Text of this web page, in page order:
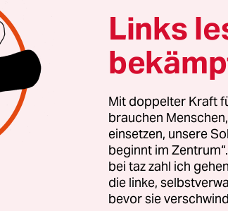
Andreas Mattfeldt das
Frackinggesetz eingeleitet hat:
sagte der Frackingkritiker
Verden demWeser-Kurier
Bundestags. Das bezieht sich
laut Mattfeldt zwar
nach einer Verschärfung
künftig zum
Links
Mit doppelter Kraft
brauchen
einsetzen, unsere
beginnt im
bei taz zahl ich
die linke,
bevor sie